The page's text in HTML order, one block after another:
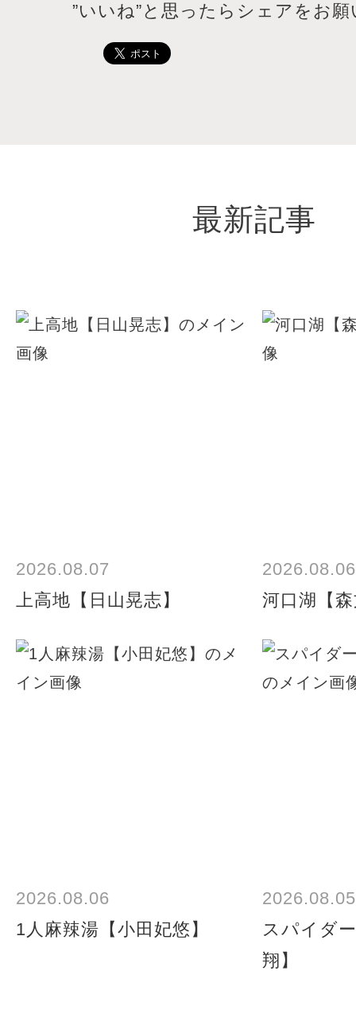
”いいね”と思ったらシェアをお
最新記事
2026.08.07
上高地【日山晃志】
2026.08.06
河口湖【
2026.08.06
1人麻辣湯【小田妃悠】
2026.08.05
スパイダ
翔】